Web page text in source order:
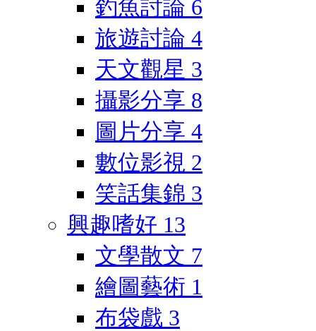
釣魚討論 6
旅遊討論 4
天文觀星 3
攝影分享 8
圖片分享 4
數位影視 2
笑話集錦 3
興趣嗜好 13
文學散文 7
繪圖藝術 1
布袋戲 3